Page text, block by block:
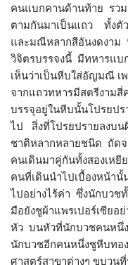
คนแบกคานด้านท้าย รว
ตามกันมาเป็นแถว ทั้งตั
และมณีหลากสีอันงดงา
วิจิตรบรรจงนี้ มีทหารแ
เห็นว่าเป็นหีบใส่อัญมณี เ
จากแถวทหารมีสตรีงาม
บรรจุอยู่ในหีบนั้นโปรยปร
ไป สิ่งที่โปรยปรายลงบ
ชาติหลากหลายชนิด ถัด
คนเดินมาคู่กันทั้งสองเห
คนที่เดินนำไปเบื้องหน้านั้
ไปอย่างไร้ค่า ซึ่งนักบวช
มือยังชูผ้าแพรเปอร์เซียอ
หัว บนหัวที่นักบวชคนหนึ่
นักบวชอีกคนหนึ่งชูหีบทอ
ศาสตร์สาขาต่างๆ ขบวน